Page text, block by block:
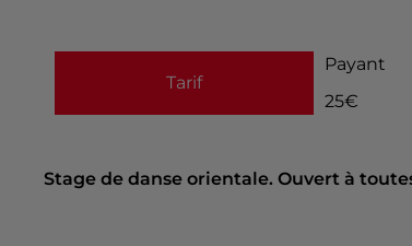
Tarif
Payant
25€
Stage de danse orientale. Ouvert à